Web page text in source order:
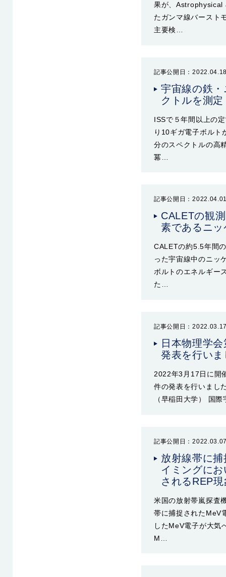
果が、Astrophysical
たガンマ線バースト
主要検…
記事公開日：
宇宙線の鉄
クトルを測定
ISSで５年間以上の
り10ギガ電子ボルト
分のスペクトルの高
冪…
記事公開日：
CALETの観
素であるニ
CALETの約5.5年間
った宇宙線中のニッ
ボルトのエネルギー
た…
記事公開日：
日本物理学
発表を行い
2022年3月17日に開
件の発表を行いまし
（早稲田大学） 国
記事公開日：
放射線帯に
イミングに
されるREP
米国の放射帯嵐探査
帯に捕捉されたMeV
したMeV電子が大気
M…